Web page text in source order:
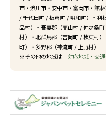
市 ・ 渋川市 ・ 安中市 ・ 富岡市 ・ 館
/千代田町 /板倉町 /明和町）・利
品村）・吾妻郡（高山村 /仲之条町
村）・北群馬郡（吉岡町 /榛東村
町）・多野郡（神流町 / 上野村）
※その他の地域は「対応地域・交